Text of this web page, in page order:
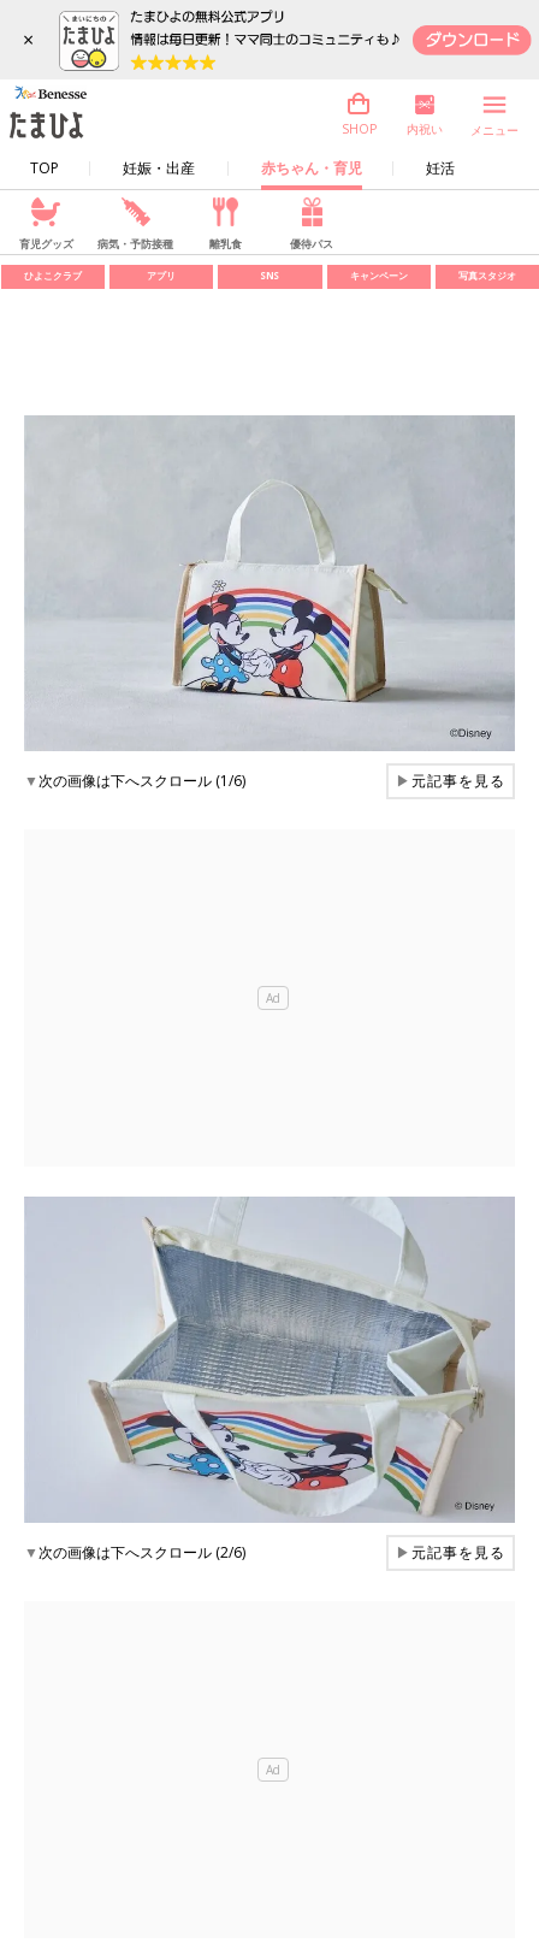
×
TOP 妊娠・出産 赤ちゃん・育児 妊活
SHOP 内祝い メニュー
育児グッズ 病気・予防接種 離乳食 優待パス
ひよこクラブ アプリ SNS キャンペーン 写真スタジオ
▼次の画像は下へスクロール (1/6) ▶元記事を見る
▼次の画像は下へスクロール (2/6) ▶元記事を見る